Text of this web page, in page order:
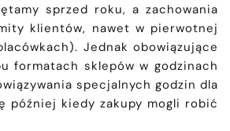
sprzed roku, a zachowania
klientów, nawet w pierwotnej
Jednak obowiązujące
formatach sklepów w godzinach
specjalnych godzin dla
później kiedy zakupy mogli robić